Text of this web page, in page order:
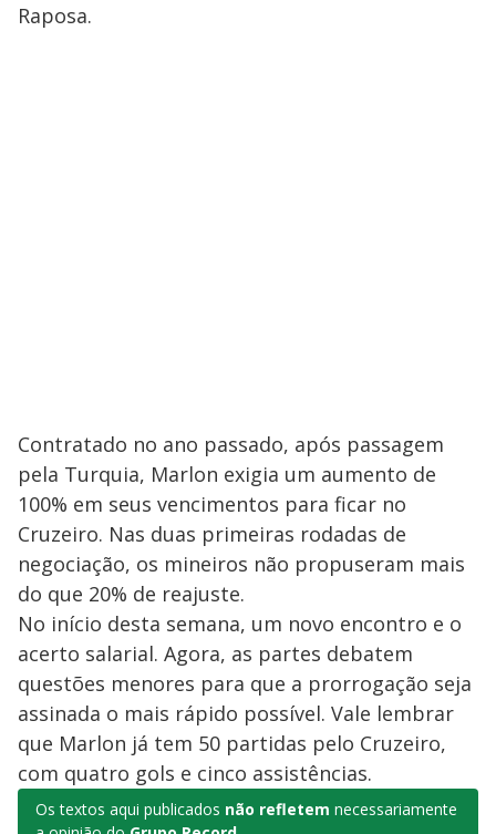
Raposa.
Contratado no ano passado, após passagem
pela Turquia, Marlon exigia um aumento de
100% em seus vencimentos para ficar no
Cruzeiro. Nas duas primeiras rodadas de
negociação, os mineiros não propuseram mais
do que 20% de reajuste.
No início desta semana, um novo encontro e o
acerto salarial. Agora, as partes debatem
questões menores para que a prorrogação seja
assinada o mais rápido possível. Vale lembrar
que Marlon já tem 50 partidas pelo Cruzeiro,
com quatro gols e cinco assistências.
Os textos aqui publicados não refletem necessariamente